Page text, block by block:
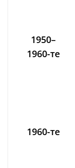
1950–
1960-те
1960-те